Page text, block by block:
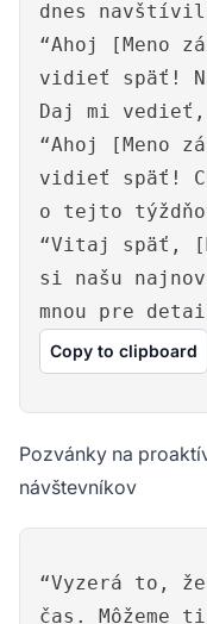
dnes
“Ahoj [Meno
vidieť späť!
Daj mi
“Ahoj [Meno
vidieť späť!
o tejto
“Vitaj späť,
si našu
mnou pre
Copy to clipboard
Pozvánky na
návštevníkov
“Vyzerá to,
čas. Môžeme